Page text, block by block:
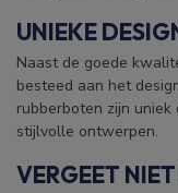
UNIEKE
Naast de goede
besteed aan het
rubberboten zijn
stijlvolle ontwerpen.
VERGEET